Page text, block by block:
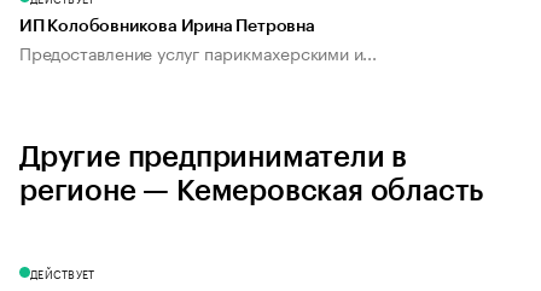
ИП Колобовникова Ирина Петровна
Предоставление услуг парикмахерскими и...
Другие предприниматели в
регионе — Кемеровская область
ДЕЙСТВУЕТ